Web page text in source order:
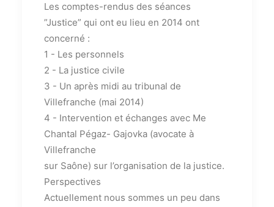
Les comptes-rendus des séances
”Justice” qui ont eu lieu en 2014 ont
concerné :
1 - Les personnels
2 - La justice civile
3 - Un après midi au tribunal de
Villefranche (mai 2014)
4 - Intervention et échanges avec Me
Chantal Pégaz- Gajovka (avocate à
Villefranche
sur Saône) sur l’organisation de la justice.
Perspectives
Actuellement nous sommes un peu dans